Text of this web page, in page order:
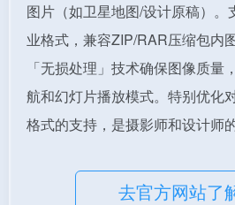
图片（如卫星地图/设计原稿）
业格式，兼容ZIP/RAR压缩包内
「无损处理」技术确保图像质量
航和幻灯片播放模式。特别优化
格式的支持，是摄影师和设计师
去官方网站了